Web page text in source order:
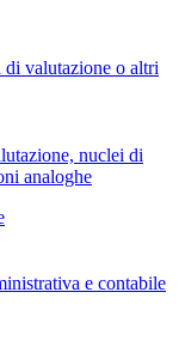
valutazione o altri
nuclei di
analoghe
e contabile